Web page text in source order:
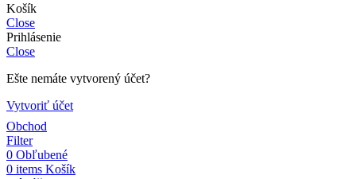
Košík
Close
Prihlásenie
Close
Ešte nemáte vytvorený účet?
Vytvoriť účet
Obchod
Filter
0 Obľubené
0 items Košík